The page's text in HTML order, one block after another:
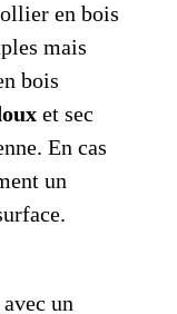
en bois
mais
bois
et sec
En cas
un
un